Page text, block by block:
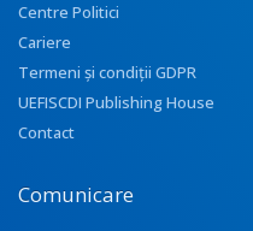
Centre Politici
Cariere
Termeni și condiții GDPR
UEFISCDI Publishing House
Contact
Comunicare